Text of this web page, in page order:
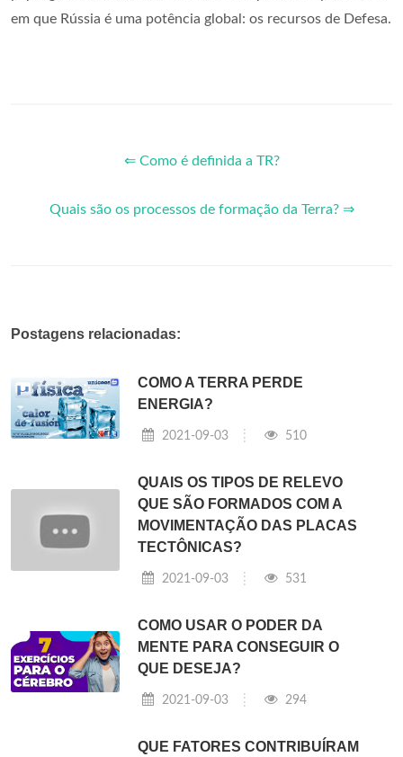
em que Rússia é uma potência global: os recursos de Defesa.
⇐ Como é definida a TR?
Quais são os processos de formação da Terra? ⇒
Postagens relacionadas:
COMO A TERRA PERDE
ENERGIA?
2021-09-03 510
QUAIS OS TIPOS DE RELEVO
QUE SÃO FORMADOS COM A
MOVIMENTAÇÃO DAS PLACAS
TECTÔNICAS?
2021-09-03 531
COMO USAR O PODER DA
MENTE PARA CONSEGUIR O
QUE DESEJA?
2021-09-03 294
QUE FATORES CONTRIBUÍRAM